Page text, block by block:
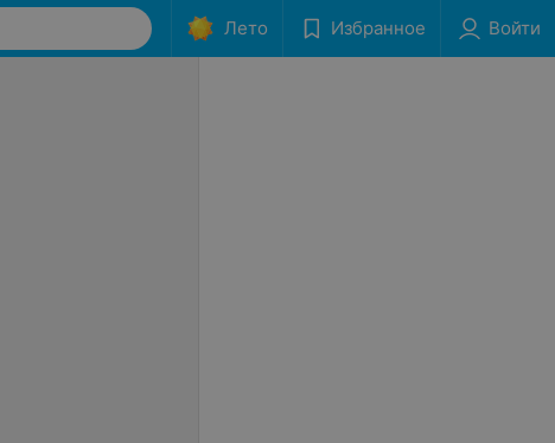
Лето Избранное Войти